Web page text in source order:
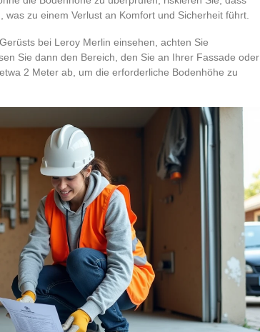
zu einem Verlust an Komfort und Sicherheit führt.
bei Leroy Merlin einsehen, achten Sie
Sie dann den Bereich, den Sie an Ihrer Fassade oder
2 Meter ab, um die erforderliche Bodenhöhe zu